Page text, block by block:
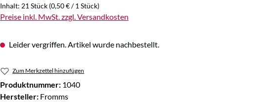
Inhalt: 21 Stück (0,50 € / 1 Stück)
Preise inkl. MwSt. zzgl. Versandkosten
Leider vergriffen. Artikel wurde nachbestellt.
Zum Merkzettel hinzufügen
Produktnummer: 1040
Hersteller: Fromms